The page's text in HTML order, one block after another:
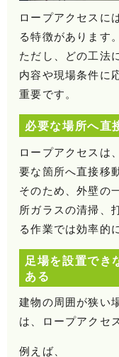
ロープアクセスに
る特徴があります。
ただし、どの工法
内容や現場条件に
重要です。
必要な場所へ直
ロープアクセスは
要な箇所へ直接移
そのため、外壁の
所ガラスの清掃、
る作業では効率的
足場を設置でき
ある
建物の周囲が狭い
は、ロープアクセ
例えば、